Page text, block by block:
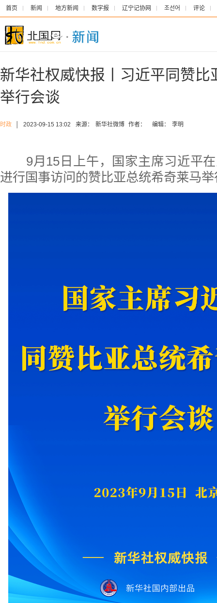
首页 新闻 地方新闻 数字报 辽宁记协网 조선어 评论
新华社权威快报丨习近平同赞比
举行会谈
时政 2023-09-15 13:02 来源： 新华社微博 作者： 编辑： 李明
9月15日上午，国家主席习近平在
进行国事访问的赞比亚总统希奇莱马